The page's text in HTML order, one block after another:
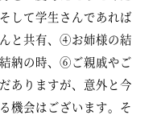
して学生さんであれば
と共有、④お姉様の結
納の時、⑥ご親戚やご
ありますが、意外と今
機会はございます。そ